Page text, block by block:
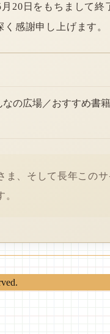
20日をもちまして終
感謝申し上げます。
の広場／おすすめ書
ま、そして長年このサ